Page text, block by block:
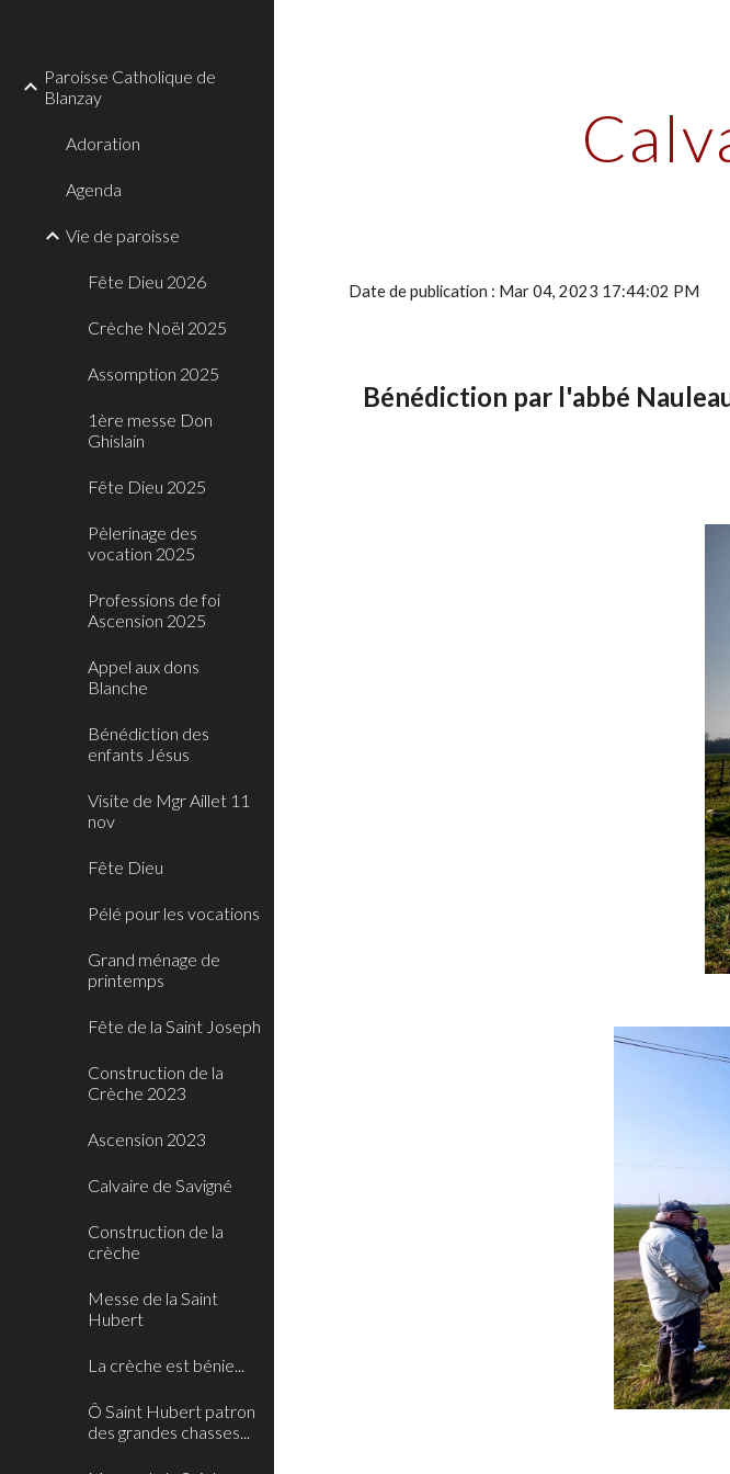
Paroisse Catholique de
Blanzay
Adoration
Agenda
Vie de paroisse
Fête Dieu 2026
Crèche Noël 2025
Assomption 2025
1ère messe Don
Ghislain
Fête Dieu 2025
Pèlerinage des
vocation 2025
Professions de foi
Ascension 2025
Appel aux dons
Blanche
Bénédiction des
enfants Jésus
Visite de Mgr Aillet 11
nov
Fête Dieu
Pélé pour les vocations
Grand ménage de
printemps
Fête de la Saint Joseph
Construction de la
Crèche 2023
Ascension 2023
Calvaire de Savigné
Construction de la
crèche
Messe de la Saint
Hubert
La crèche est bénie...
Ô Saint Hubert patron
des grandes chasses...
Date de publication : Mar 04, 2023 17:44:02 PM
Bénédiction par l'abbé